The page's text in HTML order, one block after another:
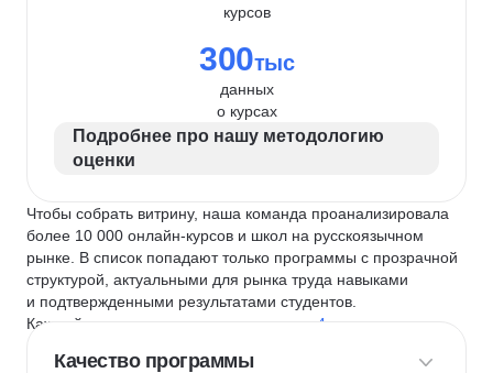
курсов
300тыс
данных
о курсах
Подробнее про нашу методологию
оценки
Чтобы собрать витрину, наша команда проанализировала
более 10 000 онлайн-курсов и школ на русскоязычном
рынке. В список попадают только программы с прозрачной
структурой, актуальными для рынка труда навыками
и подтвержденными результатами студентов.
Каждый курс и школу мы оцениваем по
4 критериям
Качество программы